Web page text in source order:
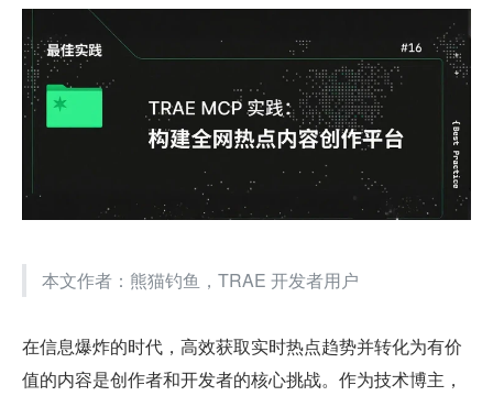
本文作者：熊猫钓鱼，TRAE 开发者用户
在信息爆炸的时代，高效获取实时热点趋势并转化为有价
值的内容是创作者和开发者的核心挑战。作为技术博主，